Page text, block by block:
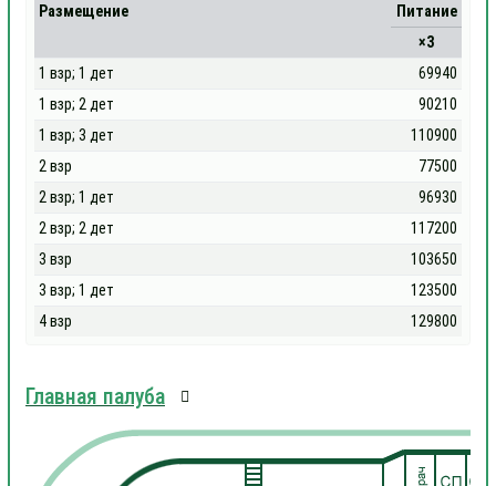
Размещение
Питание
×3
1 взр; 1 дет
69940
1 взр; 2 дет
90210
1 взр; 3 дет
110900
2 взр
77500
2 взр; 1 дет
96930
2 взр; 2 дет
117200
3 взр
103650
3 взр; 1 дет
123500
4 взр
129800
Главная палуба